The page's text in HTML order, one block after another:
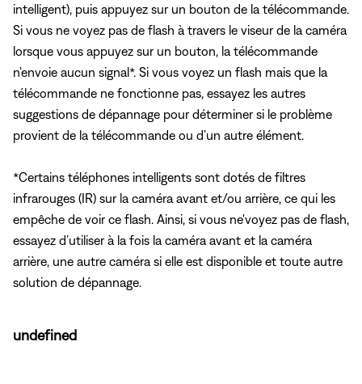
intelligent), puis appuyez sur un bouton de la télécommande.
Si vous ne voyez pas de flash à travers le viseur de la caméra
lorsque vous appuyez sur un bouton, la télécommande
n’envoie aucun signal*. Si vous voyez un flash mais que la
télécommande ne fonctionne pas, essayez les autres
suggestions de dépannage pour déterminer si le problème
provient de la télécommande ou d’un autre élément.
*Certains téléphones intelligents sont dotés de filtres
infrarouges (IR) sur la caméra avant et/ou arrière, ce qui les
empêche de voir ce flash. Ainsi, si vous ne'voyez pas de flash,
essayez d’utiliser à la fois la caméra avant et la caméra
arrière, une autre caméra si elle est disponible et toute autre
solution de dépannage.
undefined